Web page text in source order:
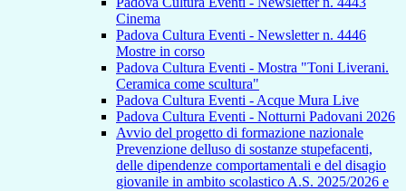
Cinema
Padova Cultura Eventi - Newsletter n. 4446
Mostre in corso
Padova Cultura Eventi - Mostra "Toni Liverani.
Ceramica come scultura"
Padova Cultura Eventi - Acque Mura Live
Padova Cultura Eventi - Notturni Padovani 2026
Avvio del progetto di formazione nazionale
Prevenzione delluso di sostanze stupefacenti,
delle dipendenze comportamentali e del disagio
giovanile in ambito scolastico A.S. 2025/2026 e